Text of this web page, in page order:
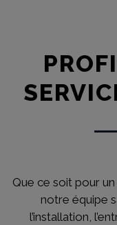
Que ce soit pour
notre équipe
l’installation,